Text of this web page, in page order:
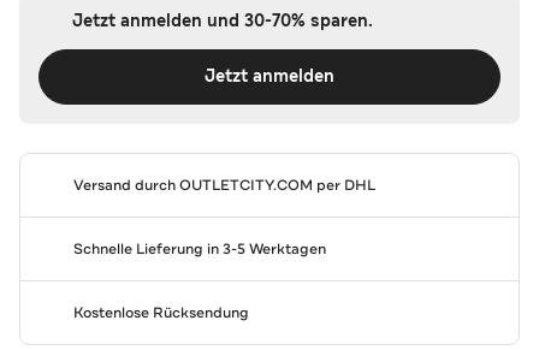
Jetzt anmelden und 30-70% sparen.
Jetzt anmelden
Versand durchOUTLETCITY.COM per DHL
Schnelle Lieferung in 3-5 Werktagen
Kostenlose Rücksendung